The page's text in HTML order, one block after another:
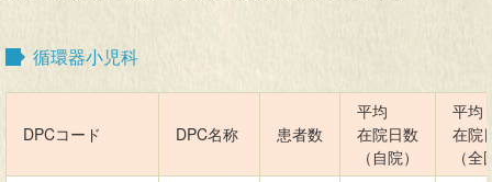
循環器小児科
DPCコード DPC名称 患者数
平均
在院日数
（自院）
平均
在院
（